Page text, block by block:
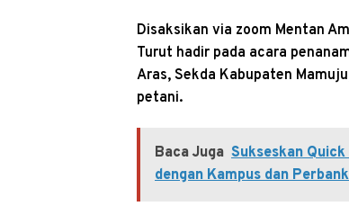
Disaksikan via zoom Mentan
Turut hadir pada acara
Aras, Sekda Kabupaten
petani.
Baca Juga Sukseskan
dengan Kampus dan